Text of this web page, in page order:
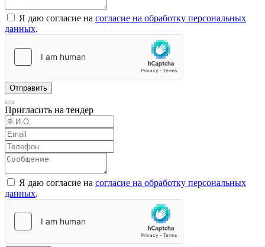
Я даю согласие на согласие на обработку персональных
данных.
Отправить
Пригласить на тендер
Я даю согласие на согласие на обработку персональных
данных.